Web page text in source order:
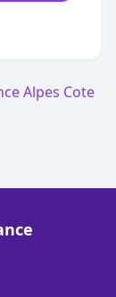
Alpes Cote